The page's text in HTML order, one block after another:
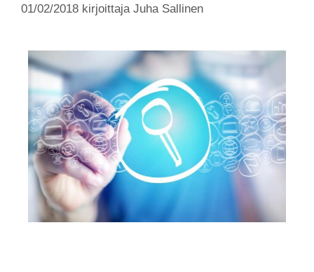
01/02/2018 kirjoittaja Juha Sallinen